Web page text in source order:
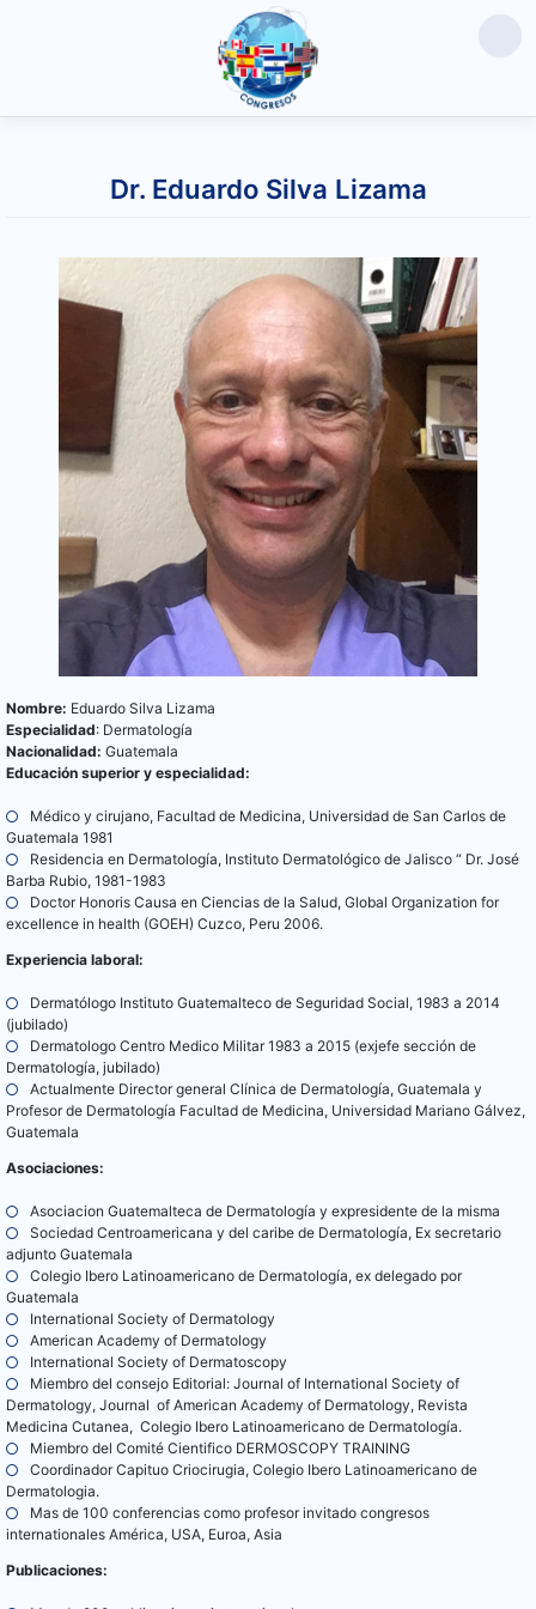
Dr. Eduardo Silva Lizama
Nombre: Eduardo Silva Lizama
Especialidad: Dermatología
Nacionalidad: Guatemala
Educación superior y especialidad:
Médico y cirujano, Facultad de Medicina, Universidad de San Carlos de
Guatemala 1981
Residencia en Dermatología, Instituto Dermatológico de Jalisco “ Dr. José
Barba Rubio, 1981-1983
Doctor Honoris Causa en Ciencias de la Salud, Global Organization for
excellence in health (GOEH) Cuzco, Peru 2006.
Experiencia laboral:
Dermatólogo Instituto Guatemalteco de Seguridad Social, 1983 a 2014
(jubilado)
Dermatologo Centro Medico Militar 1983 a 2015 (exjefe sección de
Dermatología, jubilado)
Actualmente Director general Clínica de Dermatología, Guatemala y
Profesor de Dermatología Facultad de Medicina, Universidad Mariano Gálvez,
Guatemala
Asociaciones:
Asociacion Guatemalteca de Dermatología y expresidente de la misma
Sociedad Centroamericana y del caribe de Dermatología, Ex secretario
adjunto Guatemala
Colegio Ibero Latinoamericano de Dermatología, ex delegado por
Guatemala
International Society of Dermatology
American Academy of Dermatology
International Society of Dermatoscopy
Miembro del consejo Editorial: Journal of International Society of
Dermatology, Journal of American Academy of Dermatology, Revista
Medicina Cutanea, Colegio Ibero Latinoamericano de Dermatología.
Miembro del Comité Cientifico DERMOSCOPY TRAINING
Coordinador Capituo Criocirugia, Colegio Ibero Latinoamericano de
Dermatologia.
Mas de 100 conferencias como profesor invitado congresos
internationales América, USA, Euroa, Asia
Publicaciones: